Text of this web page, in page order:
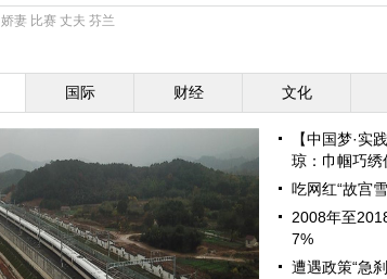
娇妻 比赛 丈夫 芬兰
国际 财经 文化
【中国梦·实
琼：巾帼巧绣
吃网红“故宫
2008年至
7%
遭遇政策“急